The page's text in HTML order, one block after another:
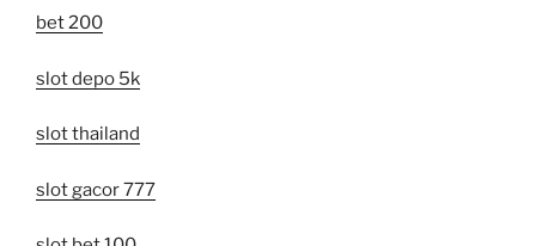
bet 200
slot depo 5k
slot thailand
slot gacor 777